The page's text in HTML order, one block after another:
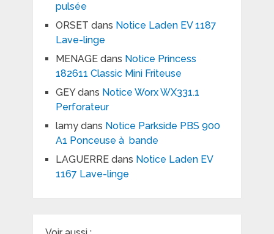
pulsée
ORSET dans Notice Laden EV 1187
Lave-linge
MENAGEdans Notice Princess
182611 Classic Mini Friteuse
GEYdans Notice Worx WX331.1
Perforateur
lamydans Notice Parkside PBS 900
A1 Ponceuse à bande
LAGUERREdans Notice Laden EV
1167 Lave-linge